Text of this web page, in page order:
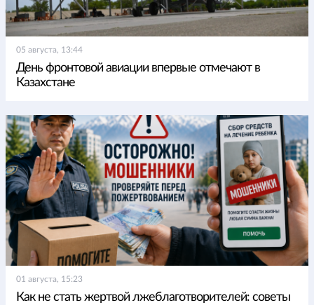
05 августа, 13:44
День фронтовой авиации впервые отмечают в
Казахстане
01 августа, 15:23
Как не стать жертвой лжеблаготворителей: советы